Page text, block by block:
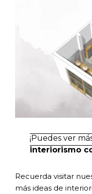
¡Puedes ver
interiorismo
Recuerda visitar
más ideas de